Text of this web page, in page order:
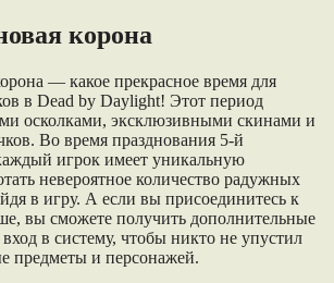
корона
— какое прекрасное время для
в Dead by Daylight! Этот период
осколками, эксклюзивными скинами и
Во время празднования 5-й
игрок имеет уникальную
невероятное количество радужных
в игру. А если вы присоединитесь к
вы сможете получить дополнительные
в систему, чтобы никто не упустил
предметы и персонажей.